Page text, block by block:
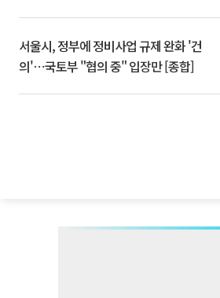
서울시, 정부에 정비사업 규제 완화 '건
의'⋯국토부 "협의 중" 입장만 [종합]